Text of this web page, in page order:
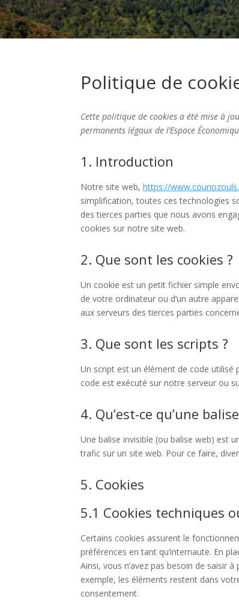
Politique de
Cette politique de cookies a été mise à
permanents légaux de l’Espace
1. Introduction
Notre site web,https://
simplification, toutes ces technologies
des tierces parties que nous avons
cookies sur notre site web.
2. Que sont les cookies ?
Un cookie est un petit fichier simple
de votre ordinateur ou d’un autre
aux serveurs des tierces parties
3. Que sont les scripts ?
Un script est un élément de code
code est exécuté sur notre serveur ou
4. Qu’est-ce qu’une
Une balise invisible (ou balise web) est
trafic sur un site web. Pour ce faire,
5. Cookies
5.1 Cookies techniques
Certains cookies assurent le
préférences en tant qu’internaute. En
Ainsi, vous n’avez pas besoin de saisir
exemple, les éléments restent dans
consentement.